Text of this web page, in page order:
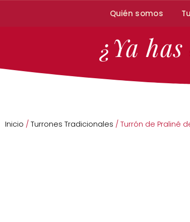
Quién somos
¿Ya
Inicio / Turrones Tradicionales / Turrón de Praliné